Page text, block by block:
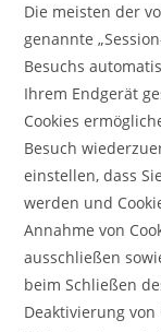
Die meisten der
genannte
Besuchs
Ihrem Endgerät
Cookies
Besuch
einstellen, dass
werden und
Annahme von
ausschließen
beim Schließen
Deaktivierung